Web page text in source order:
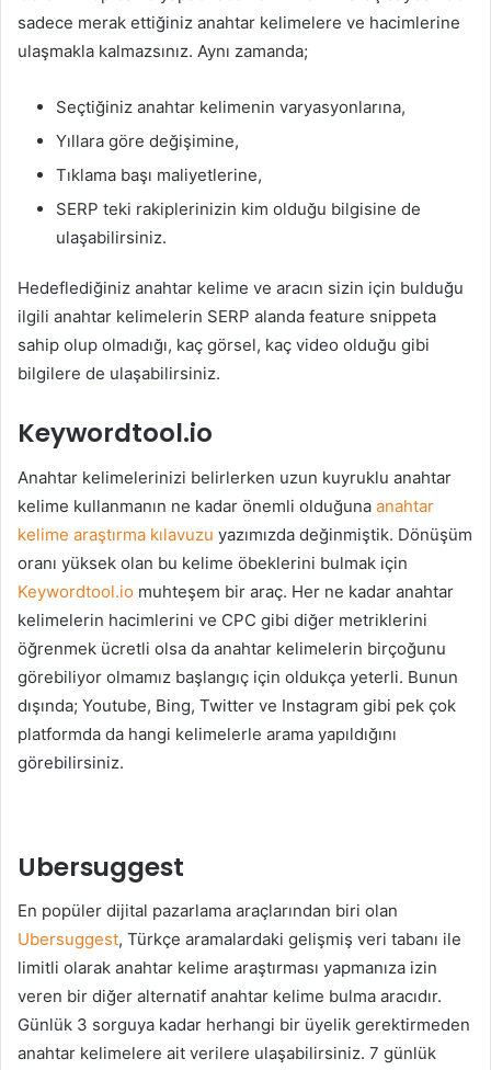
sadece merak ettiğiniz anahtar kelimelere ve hacimlerine
ulaşmakla kalmazsınız. Aynı zamanda;
Seçtiğiniz anahtar kelimenin varyasyonlarına,
Yıllara göre değişimine,
Tıklama başı maliyetlerine,
SERP teki rakiplerinizin kim olduğu bilgisine de
ulaşabilirsiniz.
Hedeflediğiniz anahtar kelime ve aracın sizin için bulduğu
ilgili anahtar kelimelerin SERP alanda feature snippeta
sahip olup olmadığı, kaç görsel, kaç video olduğu gibi
bilgilere de ulaşabilirsiniz.
Keywordtool.io
Anahtar kelimelerinizi belirlerken uzun kuyruklu anahtar
kelime kullanmanın ne kadar önemli olduğuna anahtar
kelime araştırma kılavuzu yazımızda değinmiştik. Dönüşüm
oranı yüksek olan bu kelime öbeklerini bulmak için
Keywordtool.io muhteşem bir araç. Her ne kadar anahtar
kelimelerin hacimlerini ve CPC gibi diğer metriklerini
öğrenmek ücretli olsa da anahtar kelimelerin birçoğunu
görebiliyor olmamız başlangıç için oldukça yeterli. Bunun
dışında; Youtube, Bing, Twitter ve Instagram gibi pek çok
platformda da hangi kelimelerle arama yapıldığını
görebilirsiniz.
Ubersuggest
En popüler dijital pazarlama araçlarından biri olan
Ubersuggest, Türkçe aramalardaki gelişmiş veri tabanı ile
limitli olarak anahtar kelime araştırması yapmanıza izin
veren bir diğer alternatif anahtar kelime bulma aracıdır.
Günlük 3 sorguya kadar herhangi bir üyelik gerektirmeden
anahtar kelimelere ait verilere ulaşabilirsiniz. 7 günlük